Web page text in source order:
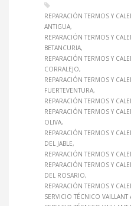
REPARACIÓN TERMOS Y
ANTIGUA
REPARACIÓN TERMOS Y
BETANCURIA
REPARACIÓN TERMOS Y
CORRALEJO
REPARACIÓN TERMOS Y
FUERTEVENTURA
REPARACIÓN TERMOS Y
REPARACIÓN TERMOS Y
OLIVA
REPARACIÓN TERMOS Y
DEL JABLE
REPARACIÓN TERMOS Y
REPARACIÓN TERMOS Y
DEL ROSARIO
REPARACIÓN TERMOS Y
SERVICIO TÉCNICO VAILLANT